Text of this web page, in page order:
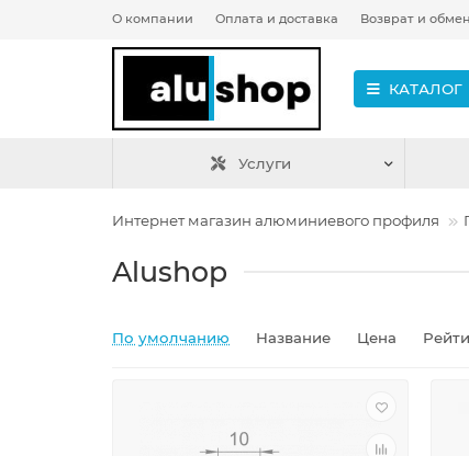
О компании Оплата и доставка Возврат и обмен
КАТАЛОГ
Услуги
Интернет магазин алюминиевого профиля
Alushop
По умолчанию Название Цена